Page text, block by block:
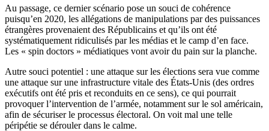
Au passage, ce dernier scénario pose un souci de cohérence
puisqu’en 2020, les allégations de manipulations par des puissances
étrangères provenaient des Républicains et qu’ils ont été
systématiquement ridiculisés par les médias et le camp d’en face.
Les « spin doctors » médiatiques vont avoir du pain sur la planche.
Autre souci potentiel : une attaque sur les élections sera vue comme
une attaque sur une infrastructure vitale des États-Unis (des ordres
exécutifs ont été pris et reconduits en ce sens), ce qui pourrait
provoquer l’intervention de l’armée, notamment sur le sol américain,
afin de sécuriser le processus électoral. On voit mal une telle
péripétie se dérouler dans le calme.